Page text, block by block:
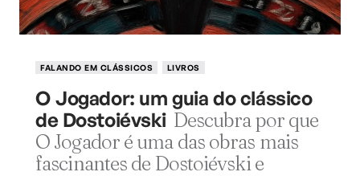
FALANDO EM CLÁSSICOS LIVROS
O Jogador: um guia do clássico
de Dostoiévski Descubra por que
O Jogador é uma das obras mais
fascinantes de Dostoiévski e